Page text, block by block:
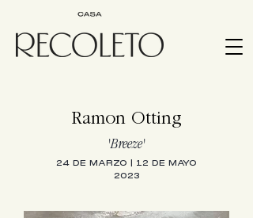
Ramon Otting
'Breeze'
24 DE MARZO | 12 DE MAYO
2023